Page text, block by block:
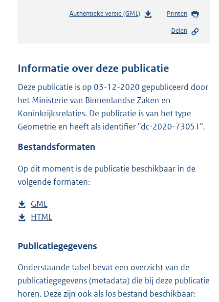
Authentieke versie (GML)b
n
s
g
r
o
o
:
Printen
Delen
Informatie over deze publicatie
Deze publicatie is op 03-12-2020 gepubliceerd door
het Ministerie van Binnenlandse Zaken en
Koninkrijksrelaties. De publicatie is van het type
Geometrie en heeft als identifier "dc-2020-73051".
Bestandsformaten
Op dit moment is de publicatie beschikbaar in de
volgende formaten:
D
o
n
o
a
d
GML
e
t
n
d
s
D
w
l
o
a
HTML
s
a
n
d
Publicatiegegevens
Onderstaande tabel bevat een overzicht van de
publicatiegegevens (metadata) die bij deze publicatie
horen. Deze zijn ook als los bestand beschikbaar: